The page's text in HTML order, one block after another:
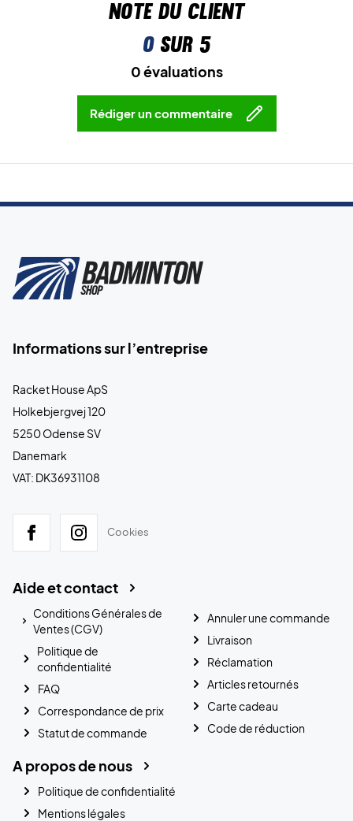
Note du client
0sur 5
0 évaluations
Rédiger un commentaire
Informations sur l’entreprise
Racket House ApS
Holkebjergvej 120
5250 Odense SV
Danemark
VAT: DK36931108
Cookies
Aide et contact
Conditions Générales de
Ventes (CGV)
Politique de
confidentialité
FAQ
Correspondance de prix
Statut de commande
Annuler une commande
Livraison
Réclamation
Articles retournés
Carte cadeau
Code de réduction
A propos de nous
Politique de confidentialité
Mentions légales